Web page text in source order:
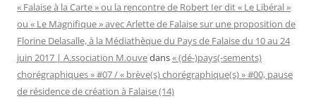
« Falaise à la Carte » ou la rencontre de Robert Ier dit « Le Libéral »
ou « Le Magnifique » avec Arlette de Falaise sur une proposition de
Florine Delasalle, à la Médiathèque du Pays de Falaise du 10 au 24
juin 2017 | A.ssociation M.ouvedans« (dé-)pays(-sements)
chorégraphiques » #07 / « brève(s) chorégraphique(s) » #00, pause
de résidence de création à Falaise (14)